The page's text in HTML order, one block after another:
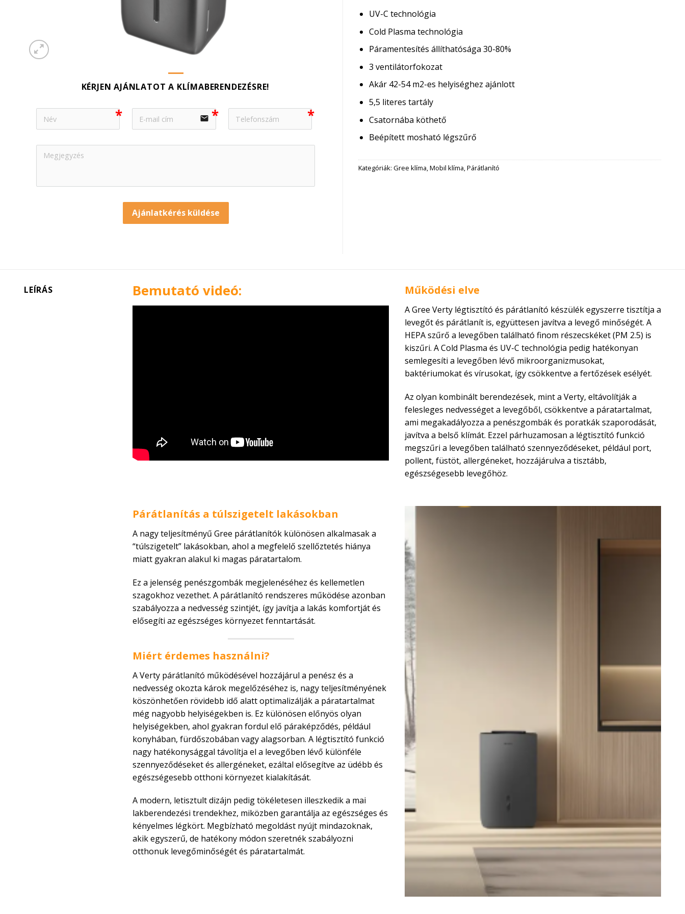
KÉRJEN AJÁNLATOT A KLÍMABERENDEZÉSRE!
email
Ajánlatkérés küldése
UV-C technológia
Cold Plasma technológia
Páramentesítés állíthatósága 30-80%
3 ventilátorfokozat
Akár 42-54 m2-es helyiséghez ajánlott
5,5 literes tartály
Csatornába köthető
Beépített mosható légszűrő
Kategóriák: Gree klíma,Mobil klíma,Párátlanító
LEÍRÁS Bemutató videó: Működési elve
A Gree Verty légtisztító és párátlanító készülék egyszerre tisztítja a
levegőt és párátlanít is, együttesen javítva a levegő minőségét. A
HEPA szűrő a levegőben található finom részecskéket (PM 2.5) is
kiszűri. A Cold Plasma és UV-C technológia pedig hatékonyan
semlegesíti a levegőben lévő mikroorganizmusokat,
baktériumokat és vírusokat, így csökkentve a fertőzések esélyét.
Az olyan kombinált berendezések, mint a Verty, eltávolítják a
felesleges nedvességet a levegőből, csökkentve a páratartalmat,
ami megakadályozza a penészgombák és poratkák szaporodását,
javítva a belső klímát. Ezzel párhuzamosan a légtisztító funkció
megszűri a levegőben található szennyeződéseket, például port,
pollent, füstöt, allergéneket, hozzájárulva a tisztább,
egészségesebb levegőhöz.
Párátlanítás a túlszigetelt lakásokban
A nagy teljesítményű Gree párátlanítók különösen alkalmasak a
“túlszigetelt” lakásokban, ahol a megfelelő szellőztetés hiánya
miatt gyakran alakul ki magas páratartalom.
Ez a jelenség penészgombák megjelenéséhez és kellemetlen
szagokhoz vezethet. A párátlanító rendszeres működése azonban
szabályozza a nedvesség szintjét, így javítja a lakás komfortját és
elősegíti az egészséges környezet fenntartását.
Miért érdemes használni?
A Verty párátlanító működésével hozzájárul a penész és a
nedvesség okozta károk megelőzéséhez is, nagy teljesítményének
köszönhetően rövidebb idő alatt optimalizálják a páratartalmat
még nagyobb helyiségekben is. Ez különösen előnyös olyan
helyiségekben, ahol gyakran fordul elő páraképződés, például
konyhában, fürdőszobában vagy alagsorban. A légtisztító funkció
nagy hatékonysággal távolítja el a levegőben lévő különféle
szennyeződéseket és allergéneket, ezáltal elősegítve az üdébb és
egészségesebb otthoni környezet kialakítását.
A modern, letisztult dizájn pedig tökéletesen illeszkedik a mai
lakberendezési trendekhez, miközben garantálja az egészséges és
kényelmes légkört. Megbízható megoldást nyújt mindazoknak,
akik egyszerű, de hatékony módon szeretnék szabályozni
otthonuk levegőminőségét és páratartalmát.